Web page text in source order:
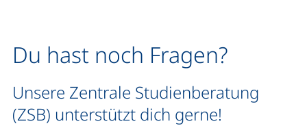
Du hast noch Fragen?
Unsere Zentrale Studienberatung
(ZSB) unterstützt dich gerne!